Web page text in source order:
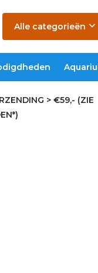
Alle categorieën
> €59,- (ZIE